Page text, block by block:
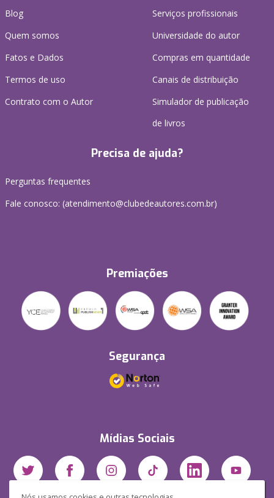
Blog
Quem somos
Fatos e Dados
Termos de uso
Contrato com o Autor
Serviços profissionais
Universidade do autor
Compras em quantidade
Canais de distribuição
Simulador de publicação
de livros
Precisa de ajuda?
Perguntas frequentes
Fale conosco: (atendimento@clubedeautores.com.br)
Premiações
Segurança
Mídias Sociais